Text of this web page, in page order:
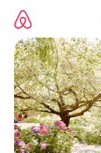
directement
contenu